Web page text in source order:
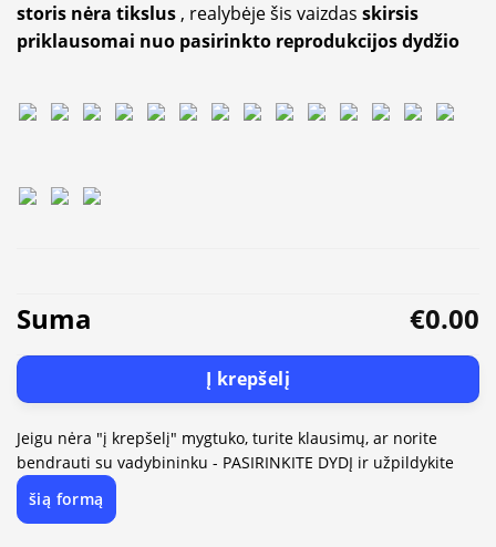
storis nėra tikslus , realybėje šis vaizdas skirsis
priklausomai nuo pasirinkto reprodukcijos dydžio
Suma €0.00
Į krepšelį
Jeigu nėra "į krepšelį" mygtuko, turite klausimų, ar norite
bendrauti su vadybininku - PASIRINKITE DYDĮ ir užpildykite
šią formą